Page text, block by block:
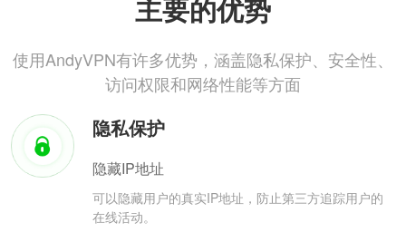
主要的优势
使用AndyVPN有许多优势，涵盖隐私保护、安全性、
访问权限和网络性能等方面
隐私保护
隐藏IP地址
可以隐藏用户的真实IP地址，防止第三方追踪用户的
在线活动。